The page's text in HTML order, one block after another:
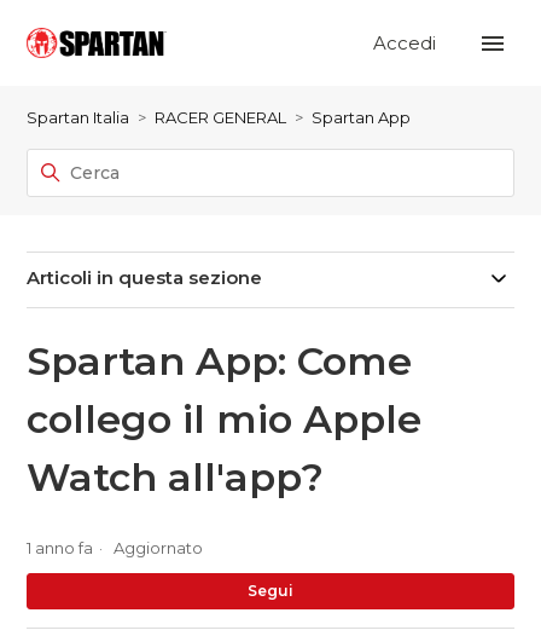
Accedi
Spartan Italia RACER GENERAL Spartan App
Articoli in questa sezione
Spartan App: Come
collego il mio Apple
Watch all'app?
1 anno fa Aggiornato
Segui